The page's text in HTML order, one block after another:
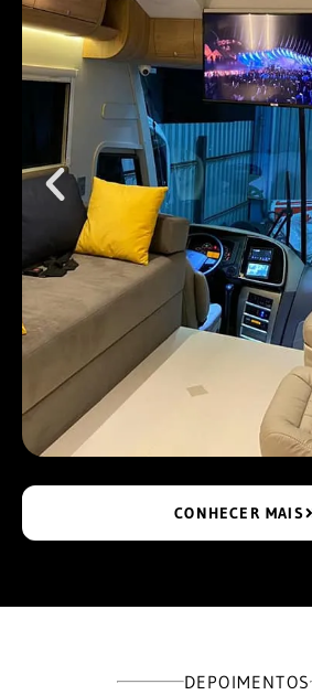
CONHECER MAIS
DEPOIMENTOS